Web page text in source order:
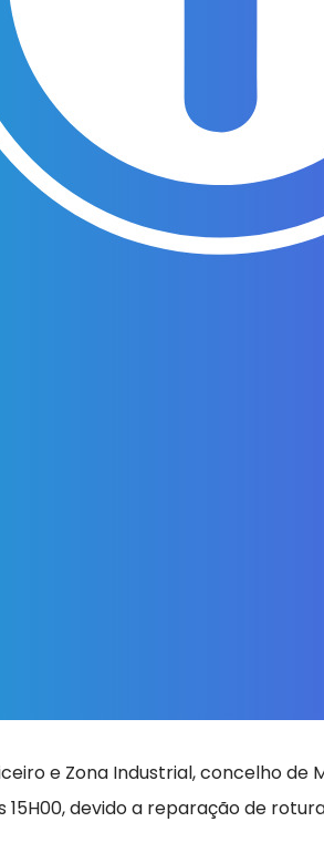
e Zona Industrial, concelho
devido a reparação de